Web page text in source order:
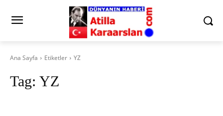
Ana Sayfa Etiketler YZ
Tag: YZ